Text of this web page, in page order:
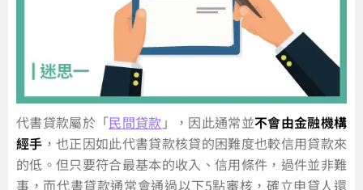
代書貸款屬於「民間貸款 」，因此通常並不會由金融機構
經手 ，也正因如此代書貸款核貸的困難度也較信用貸款來
的低。但只要符合最基本的收入、信用條件，過件並非難
事，而代書貸款通常會通過以下5點審核，確立申貸人還